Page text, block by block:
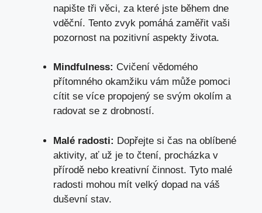
napište tři věci, za které jste během dne
vděční. Tento zvyk pomáhá zaměřit vaši
pozornost na pozitivní aspekty života.
Mindfulness: Cvičení vědomého
přítomného okamžiku vám může pomoci
cítit se více propojený se svým okolím a
radovat se z drobností.
Malé radosti: Dopřejte si čas na oblíbené
aktivity, ať už je to čtení, procházka v
přírodě nebo kreativní činnost. Tyto malé
radosti mohou mít velký dopad na váš
duševní stav.